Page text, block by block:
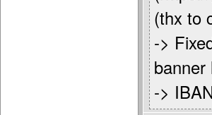
(thx to
->
->